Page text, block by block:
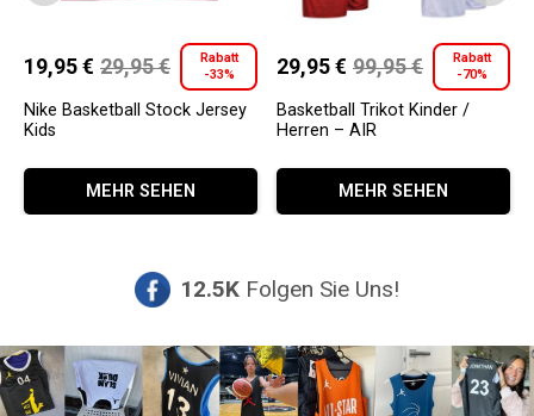
29,95€
Ursprünglicher
Preis
war:
29,95 €
19,95 €
Aktueller
Preis
ist:
19,95 €.
Rabatt
-33%
Nike Basketball Stock Jersey
Kids
Dieses
Produkt
weist
Optionen
können
MEHR SEHEN
99,95€
Ursprünglicher
Preis
war:
99,95 €
29,95 €
Aktueller
Preis
ist:
29,95 €.
Rabatt
-70%
Basketball Trikot Kinder /
Herren – AIR
Dieses
Produkt
weist
Varianten
auf.
Optionen
können
MEHR SEHEN
12.5K Folgen Sie Uns!